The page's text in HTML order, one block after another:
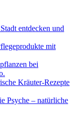
entdecken und
mit
bei
Kräuter-Rezepte
Psyche – natürliche